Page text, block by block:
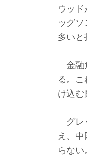
ウッド
ッグ
多いと
金融
る。こ
け込む
グレ
え、
らな